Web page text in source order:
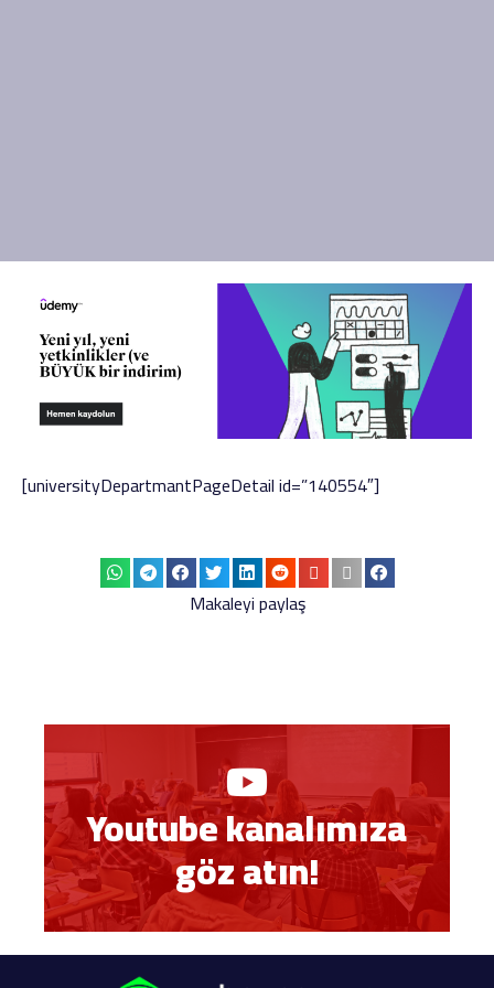
[universityDepartmantPageDetail id=”140554″]
Makaleyi paylaş
Youtube kanalımıza
göz atın!